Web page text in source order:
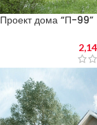
Проект дома “П-99”